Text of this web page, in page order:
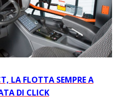
LA FLOTTA SEMPRE A
DI CLICK